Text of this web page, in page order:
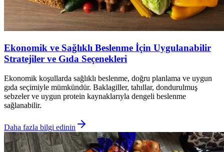
Ekonomik ve Sağlıklı Beslenme İçin Uygulanabilir
Stratejiler ve Gıda Seçenekleri
Ekonomik koşullarda sağlıklı beslenme, doğru planlama ve uygun
gıda seçimiyle mümkündür. Baklagiller, tahıllar, dondurulmuş
sebzeler ve uygun protein kaynaklarıyla dengeli beslenme
sağlanabilir.
Daha fazla bilgi edinin